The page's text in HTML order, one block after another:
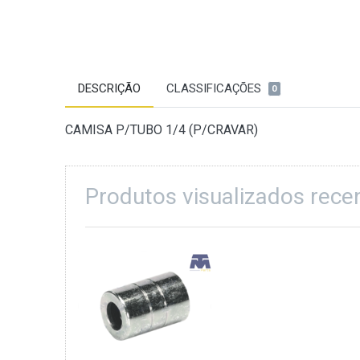
DESCRIÇÃO CLASSIFICAÇÕES 0
CAMISA P/TUBO 1/4 (P/CRAVAR)
Produtos visualizados